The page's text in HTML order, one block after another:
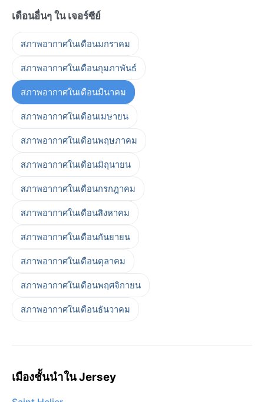
เดือนอื่นๆ ใน เจอร์ซีย์
สภาพอากาศในเดือนมกราคม
สภาพอากาศในเดือนกุมภาพันธ์
สภาพอากาศในเดือนมีนาคม
สภาพอากาศในเดือนเมษายน
สภาพอากาศในเดือนพฤษภาคม
สภาพอากาศในเดือนมิถุนายน
สภาพอากาศในเดือนกรกฎาคม
สภาพอากาศในเดือนสิงหาคม
สภาพอากาศในเดือนกันยายน
สภาพอากาศในเดือนตุลาคม
สภาพอากาศในเดือนพฤศจิกายน
สภาพอากาศในเดือนธันวาคม
เมืองชั้นนำใน Jersey